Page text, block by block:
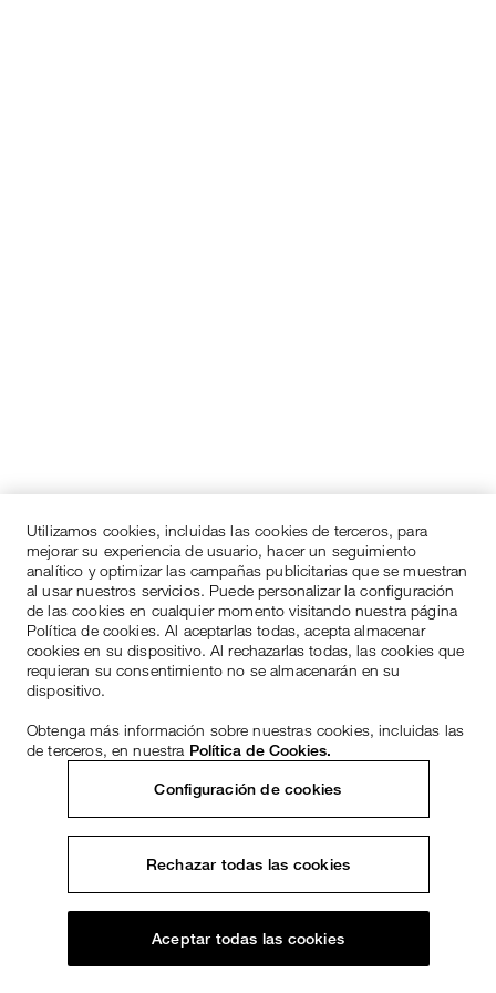
Utilizamos cookies, incluidas las cookies de terceros, para
mejorar su experiencia de usuario, hacer un seguimiento
analítico y optimizar las campañas publicitarias que se muestran
al usar nuestros servicios. Puede personalizar la configuración
de las cookies en cualquier momento visitando nuestra página
Política de cookies. Al aceptarlas todas, acepta almacenar
cookies en su dispositivo. Al rechazarlas todas, las cookies que
requieran su consentimiento no se almacenarán en su
dispositivo.
Obtenga más información sobre nuestras cookies, incluidas las
de terceros, en nuestra Política de Cookies.
Configuración de cookies
Rechazar todas las cookies
Aceptar todas las cookies